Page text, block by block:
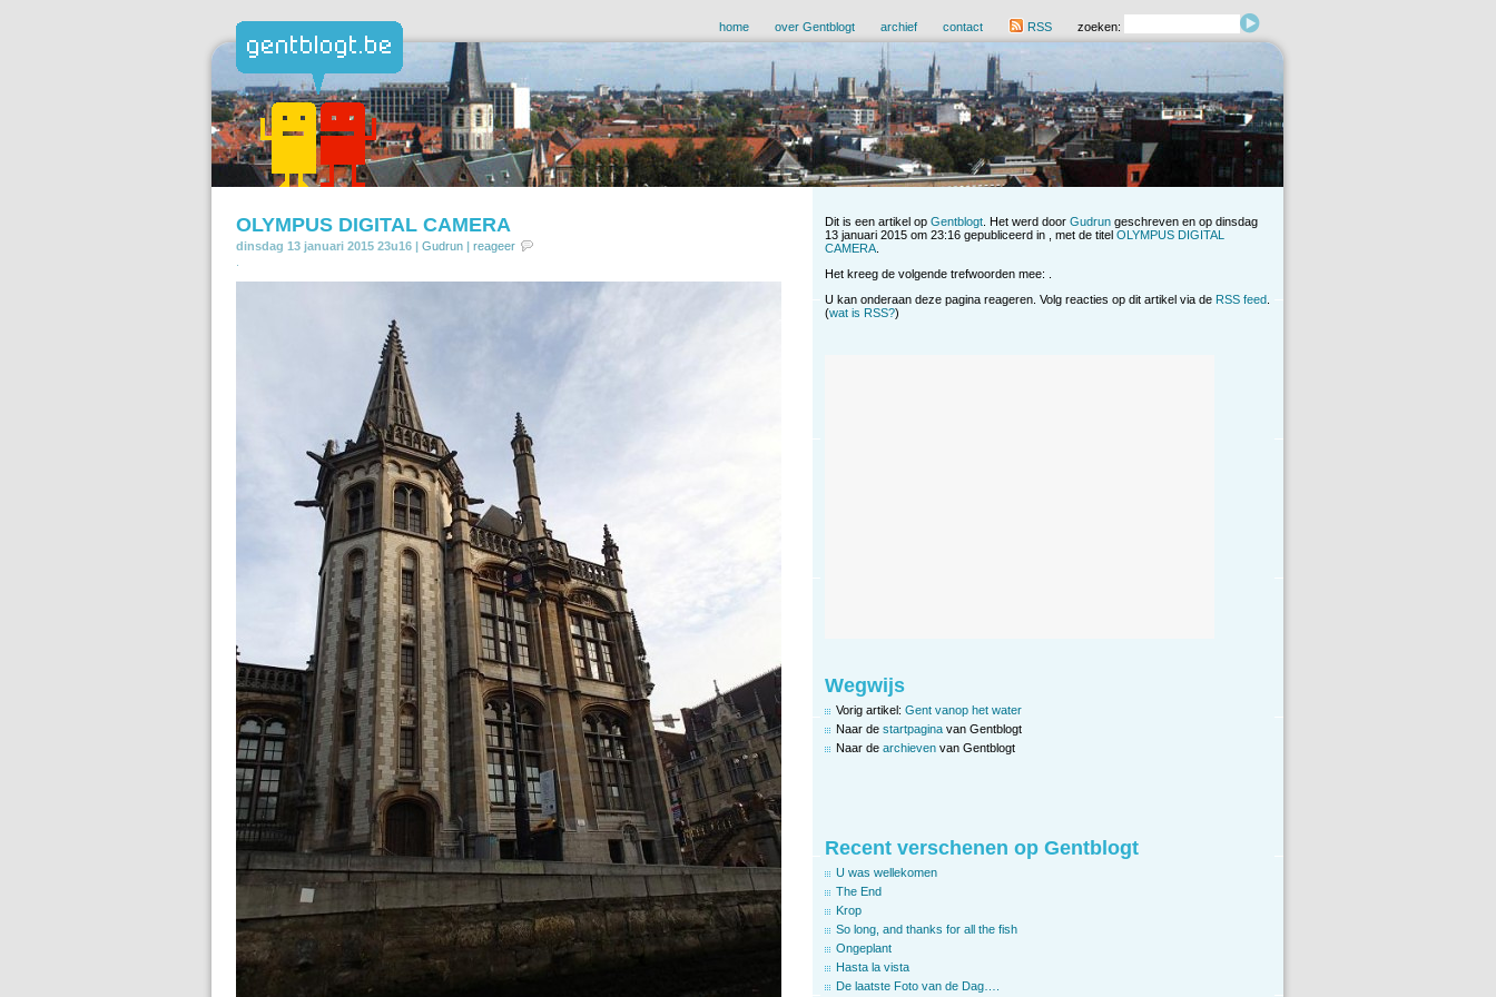
home over Gentblogt archief contact RSS zoeken:
OLYMPUS DIGITAL CAMERA
dinsdag 13 januari 2015 23u16 | Gudrun | reageer
Dit is een artikel op Gentblogt . Het werd door Gudrun geschreven en op dinsdag
13 januari 2015 om 23:16 gepubliceerd in , met de titel OLYMPUS DIGITAL
CAMERA
Het kreeg de volgende trefwoorden mee: .
U kan onderaan deze pagina reageren. Volg reacties op dit artikel via de RSS feed.
(wat is RSS?)
Wegwijs
Vorig artikel: Gent vanop het water
Naar de startpagina van Gentblogt
Naar de archieven van Gentblogt
Recent verschenen op Gentblogt
U was wellekomen
The End
Krop
So long, and thanks for all the fish
Ongeplant
Hasta la vista
De laatste Foto van de Dag….